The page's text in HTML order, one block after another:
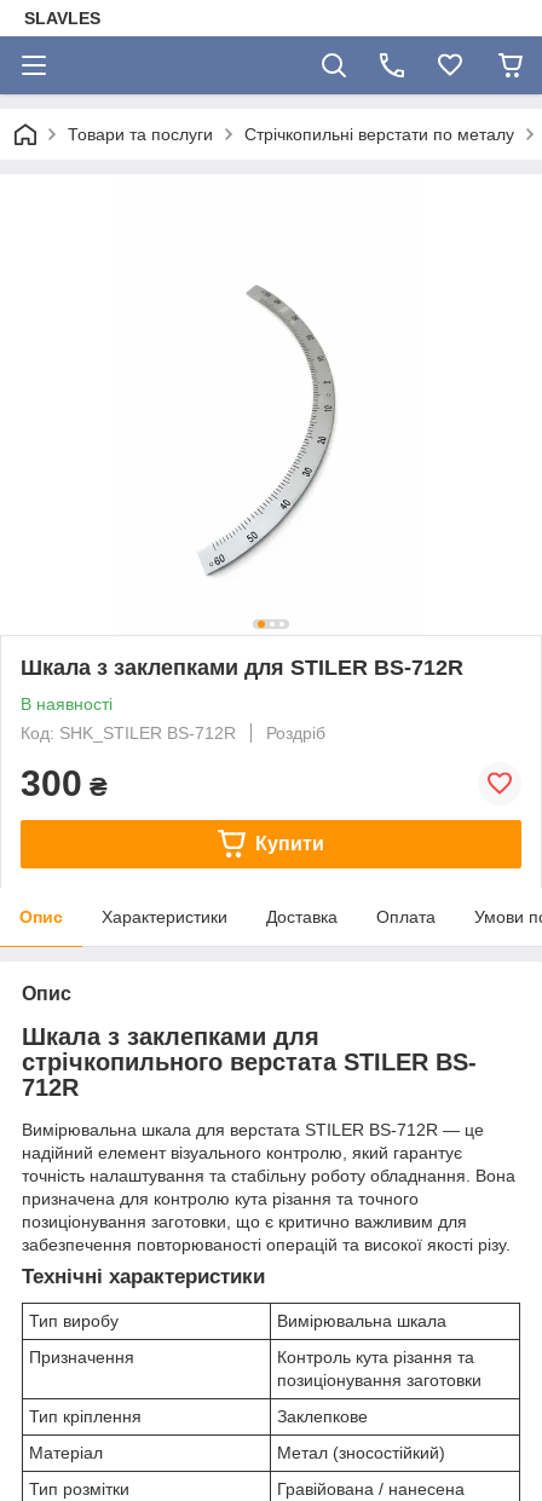
SLAVLES
Товари та послуги Стрічкопильні верстати по металу
Шкала з заклепками для STILER BS-712R
В наявності
Код: SHK_STILER BS-712R
Роздріб
300 ₴
Купити
Опис Характеристики Доставка Оплата Умови
Опис
Шкала з заклепками для
стрічкопильного верстата STILER BS-
712R
Вимірювальна шкала для верстата STILER BS-712R — це
надійний елемент візуального контролю, який гарантує
точність налаштування та стабільну роботу обладнання. Вона
призначена для контролю кута різання та точного
позиціонування заготовки, що є критично важливим для
забезпечення повторюваності операцій та високої якості різу.
Технічні характеристики
Тип виробу
Вимірювальна шкала
Призначення
Контроль кута різання та
позиціонування заготовки
Тип кріплення
Заклепкове
Матеріал
Метал (зносостійкий)
Тип розмітки
Гравійована / нанесена